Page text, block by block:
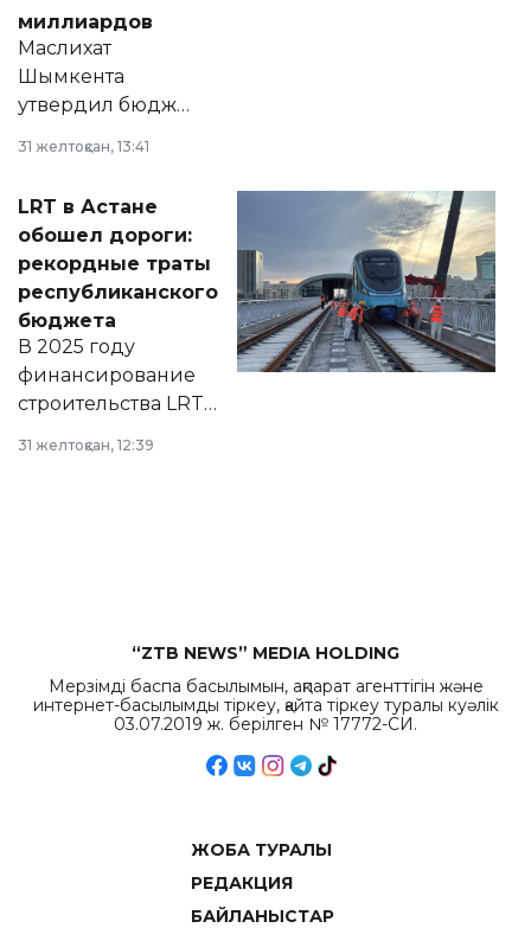
миллиардов
Маслихат
Шымкента
утвердил бюджет
2028 годы.
документ
появился в базе
нормативных
правовых актов и
на сайте маслихат
города.
31 желтоқсан, 13:41
LRT в Астане
обошел дороги:
рекордные траты
республиканского
бюджета
В 2025 году
финансирование
строительства LRT
республиканского
31 желтоқсан, 12:39
“ZTB NEWS” MEDIA HOLDING
Мерзімді баспа басылымын, ақпарат агенттігін және
интернет-басылымды тіркеу, қайта тіркеу туралы куәлік
03.07.2019 ж. берілген № 17772-СИ.
ЖОБА ТУРАЛЫ
РЕДАКЦИЯ
БАЙЛАНЫСТАР